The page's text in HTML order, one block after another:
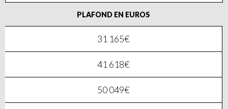
PLAFOND EN EUROS
31 165€
41 618€
50 049€